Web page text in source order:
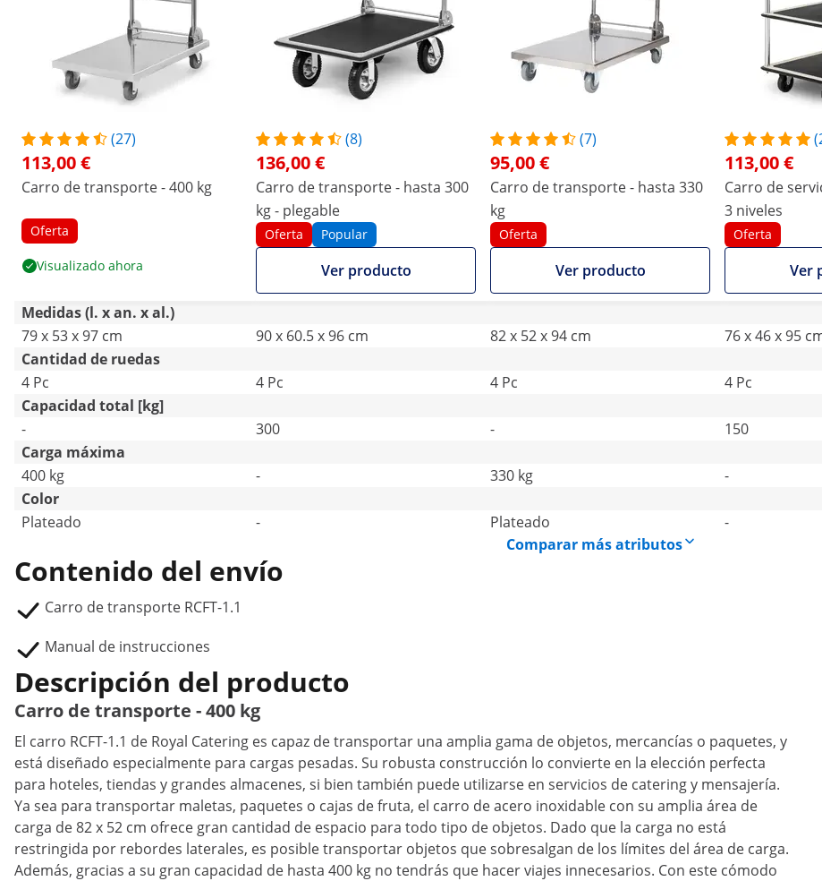
(27)
113,00 €
Carro de transporte - 400 kg
Oferta
Visualizado ahora
(8)
136,00 €
Carro de transporte - hasta 300
kg - plegable
Oferta Popular
Ver producto
(7)
95,00 €
Carro de transporte - hasta 330
kg
Oferta
Ver producto
113,00 €
Carro de
3 niveles
Oferta
Ver
Medidas (l. x an. x al.)
79 x 53 x 97 cm
90 x 60.5 x 96 cm 82 x 52 x 94 cm 76 x 46 x 95
Cantidad de ruedas
4 Pc
4 Pc 4 Pc 4 Pc
Capacidad total [kg]
-
300 - 150
Carga máxima
400 kg
- 330 kg -
Color
Plateado
- Plateado -
Comparar más atributos
Contenido del envío
Carro de transporte RCFT-1.1
Manual de instrucciones
Descripción del producto
Carro de transporte - 400 kg
El carro RCFT-1.1 de Royal Catering es capaz de transportar una amplia gama de objetos, mercancías o paquetes, y
está diseñado especialmente para cargas pesadas. Su robusta construcción lo convierte en la elección perfecta
para hoteles, tiendas y grandes almacenes, si bien también puede utilizarse en servicios de catering y mensajería.
Ya sea para transportar maletas, paquetes o cajas de fruta, el carro de acero inoxidable con su amplia área de
carga de 82 x 52 cm ofrece gran cantidad de espacio para todo tipo de objetos. Dado que la carga no está
restringida por rebordes laterales, es posible transportar objetos que sobresalgan de los límites del área de carga.
Además, gracias a su gran capacidad de hasta 400 kg no tendrás que hacer viajes innecesarios. Con este cómodo